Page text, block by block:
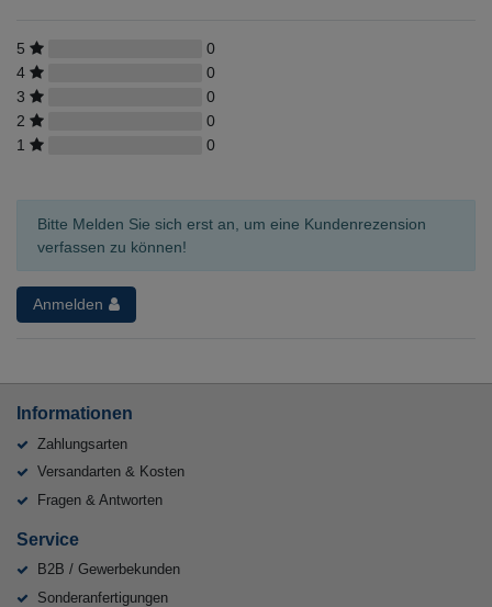
5
0
4
0
3
0
2
0
1
0
Bitte Melden Sie sich erst an, um eine Kundenrezension
verfassen zu können!
Anmelden
Informationen
Zahlungsarten
Versandarten & Kosten
Fragen & Antworten
Service
B2B / Gewerbekunden
Sonderanfertigungen